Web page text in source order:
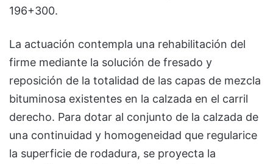
196+300.
La actuación contempla una rehabilitación del
firme mediante la solución de fresado y
reposición de la totalidad de las capas de mezcla
bituminosa existentes en la calzada en el carril
derecho. Para dotar al conjunto de la calzada de
una continuidad y homogeneidad que regularice
la superficie de rodadura, se proyecta la